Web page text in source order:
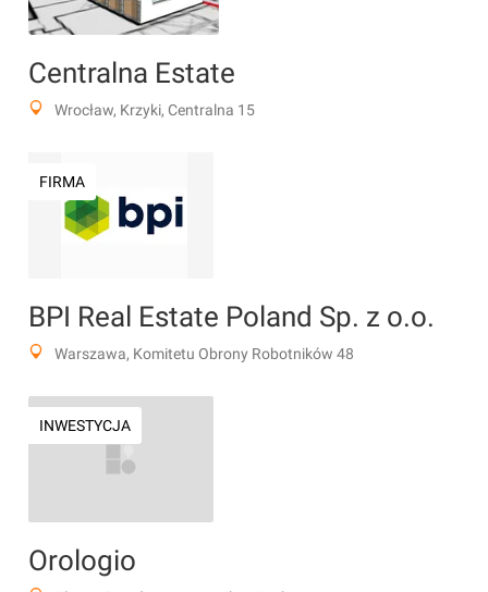
Centralna Estate
Wrocław, Krzyki, Centralna 15
FIRMA
BPI Real Estate Poland Sp. z o.o.
Warszawa, Komitetu Obrony Robotników 48
INWESTYCJA
Orologio